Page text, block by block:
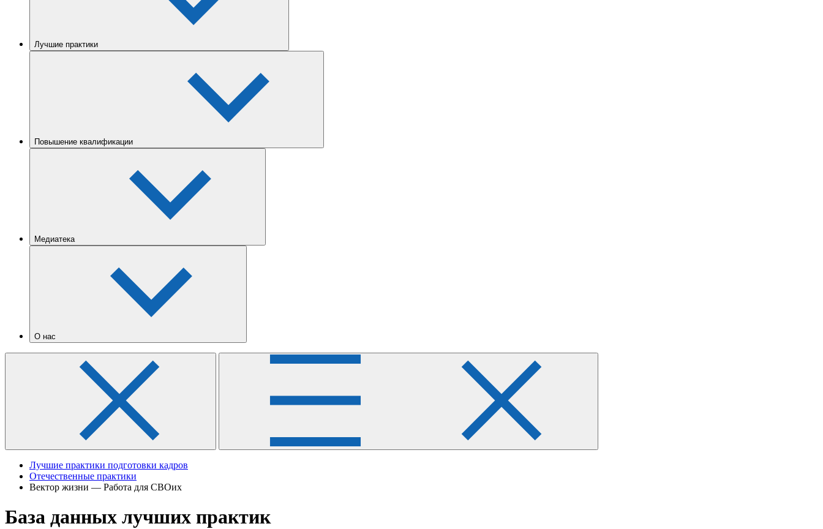
Лучшие практики
Повышение квалификации
Медиатека
О нас
Лучшие практики подготовки кадров
Отечественные практики
Вектор жизни — Работа для СВОих
База данных лучших практик